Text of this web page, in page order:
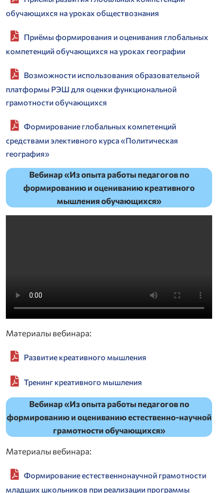
обучающихся на уроках обществознания
Приёмы формирования и оценивания глобальных
компетенций обучающихся на уроках географии
Возможности использования образовательной
платформы РЭШ для оценки функциональной
грамотности обучающихся
Формирование глобальных компетенций
средствами элективного курса «Политическая
география»
Вебинар «Из опыта работы педагогов по
формированию и оцениванию креативного
мышления обучающихся»
Материалы вебинара:
Развитие креативного мышления
Тренинг креативного мышления
Вебинар «Из опыта работы педагогов по
формированию и оцениванию естественно-научной
грамотности обучающихся»
Материалы вебинара:
Формирование естественнонаучной грамотности
младших школьников при реализации программы